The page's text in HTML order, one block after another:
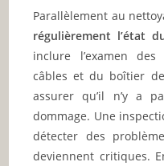
Parallèlement au
régulièrement l’état
inclure l’examen
câbles et du boîtier de
assurer qu’il n’y a
dommage. Une
détecter des
deviennent critiques.